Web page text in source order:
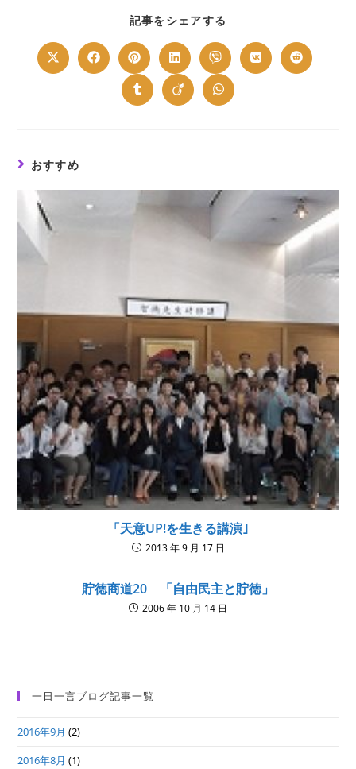
記事をシェアする
CONTENT
Opens
in
Opens
in
window
Opens
in
a
new
window
Opens
in
a
new
window
Opens
in
a
new
window
Opens
in
Opens
in
Opens
in
Opens
in
Opens
in
おすすめ
「天意UP!を生きる講演｣
2013 年 9 月 17 日
貯徳商道20 「自由民主と貯徳」
2006 年 10 月 14 日
一日一言ブログ記事一覧
2016年9月 (2)
2016年8月 (1)